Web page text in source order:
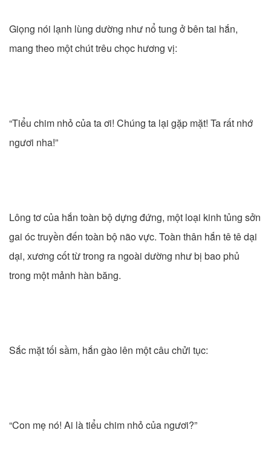
Giọng nói lạnh lùng dường như nổ tung ở bên tai hắn,
mang theo một chút trêu chọc hương vị:
“Tiểu chim nhỏ của ta ơi! Chúng ta lại gặp mặt! Ta rất nhớ
ngươi nha!”
Lông tơ của hắn toàn bộ dựng đứng, một loại kinh tủng sởn
gai óc truyền đến toàn bộ não vực. Toàn thân hắn tê tê dại
dại, xương cốt từ trong ra ngoài dường như bị bao phủ
trong một mảnh hàn băng.
Sắc mặt tối sầm, hắn gào lên một câu chửi tục:
“Con mẹ nó! Ai là tiểu chim nhỏ của ngươi?”